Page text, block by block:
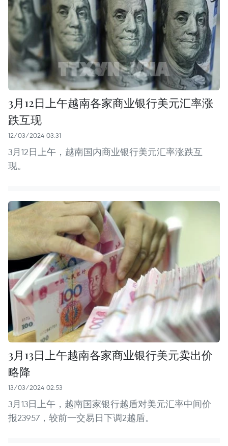
3月12日上午越南各家商业银行美元汇率涨
跌互现
12/03/2024 03:31
3月12日上午，越南国内商业银行美元汇率涨跌互
现。
3月13日上午越南各家商业银行美元卖出价
略降
13/03/2024 02:53
3月13日上午，越南国家银行越盾对美元汇率中间价
报23957，较前一交易日下调2越盾。